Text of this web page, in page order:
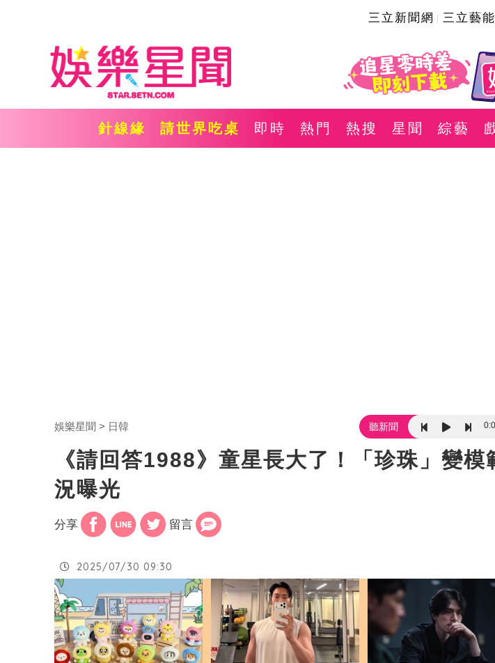
三立新聞網 三立藝能
針線緣 請世界吃桌 即時 熱門 熱搜 星聞 綜藝
娛樂星聞 日韓 聽新聞
《請回答1988》童星長大了！「珍珠」變
況曝光
分享 留言
2025/07/30 09:30